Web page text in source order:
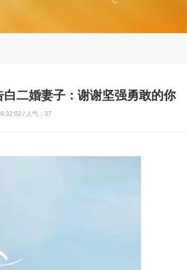
二婚妻子：谢谢坚强勇敢的你
/ 人气：37